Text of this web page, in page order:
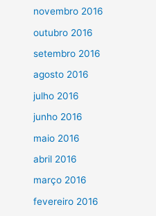
novembro 2016
outubro 2016
setembro 2016
agosto 2016
julho 2016
junho 2016
maio 2016
abril 2016
março 2016
fevereiro 2016